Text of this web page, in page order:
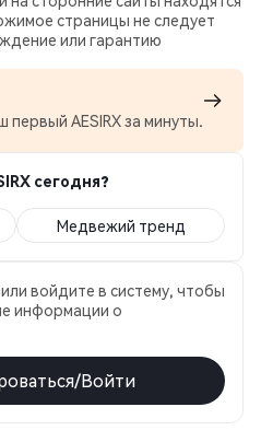
страницы не следует
или гарантию
первый AESIRX за минуты.
сегодня?
Медвежий тренд
войдите в систему, чтобы
информации о
Войти